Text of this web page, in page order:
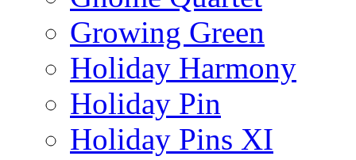
Growing Green
Holiday Harmony
Holiday Pin
Holiday Pins XI